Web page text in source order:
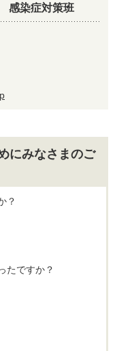
染症対策班
にみなさまのご
？
たですか？